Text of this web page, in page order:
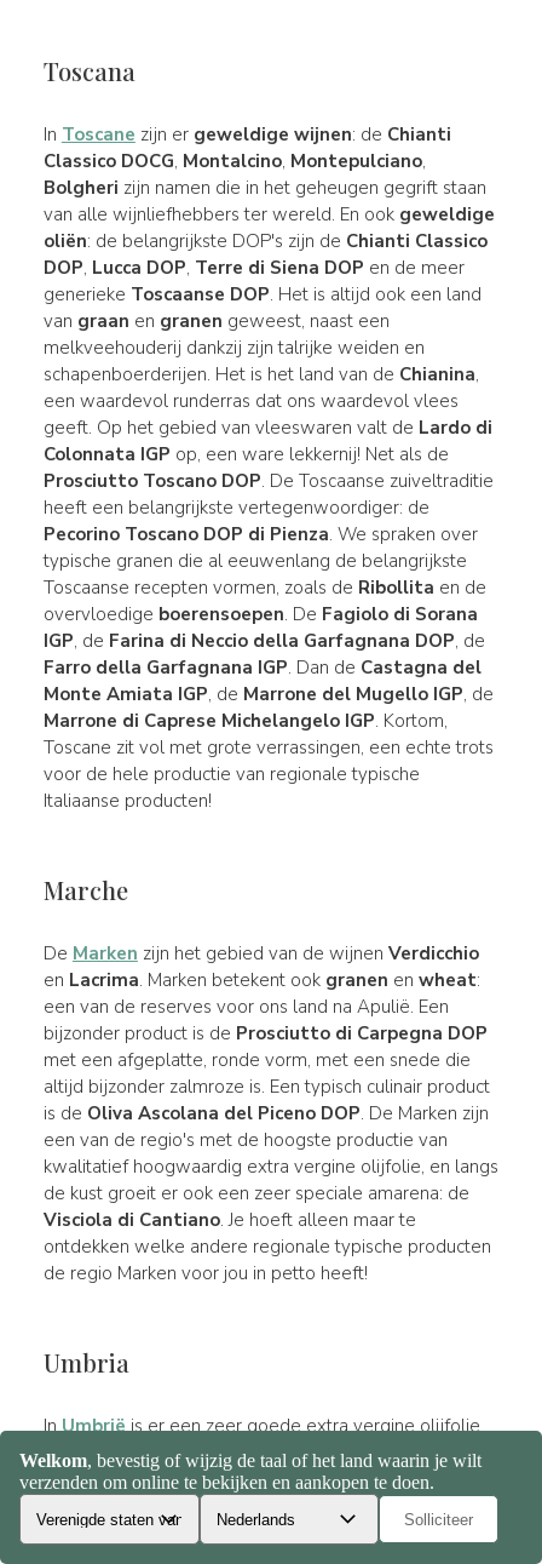
Toscana
In Toscane zijn er geweldige wijnen: de Chianti
Classico DOCG, Montalcino, Montepulciano,
Bolgheri zijn namen die in het geheugen gegrift staan
van alle wijnliefhebbers ter wereld. En ook geweldige
oliën: de belangrijkste DOP's zijn de Chianti Classico
DOP, Lucca DOP, Terre di Siena DOP en de meer
generieke Toscaanse DOP. Het is altijd ook een land
van graan en granen geweest, naast een
melkveehouderij dankzij zijn talrijke weiden en
schapenboerderijen. Het is het land van de Chianina,
een waardevol runderras dat ons waardevol vlees
geeft. Op het gebied van vleeswaren valt de Lardo di
Colonnata IGP op, een ware lekkernij! Net als de
Prosciutto Toscano DOP. De Toscaanse zuiveltraditie
heeft een belangrijkste vertegenwoordiger: de
Pecorino Toscano DOP di Pienza. We spraken over
typische granen die al eeuwenlang de belangrijkste
Toscaanse recepten vormen, zoals de Ribollita en de
overvloedige boerensoepen. De Fagiolo di Sorana
IGP, de Farina di Neccio della Garfagnana DOP, de
Farro della Garfagnana IGP. Dan de Castagna del
Monte Amiata IGP, de Marrone del Mugello IGP, de
Marrone di Caprese Michelangelo IGP. Kortom,
Toscane zit vol met grote verrassingen, een echte trots
voor de hele productie van regionale typische
Italiaanse producten!
Marche
De Marken zijn het gebied van de wijnen Verdicchio
en Lacrima. Marken betekent ook granen en wheat:
een van de reserves voor ons land na Apulië. Een
bijzonder product is de Prosciutto di Carpegna DOP
met een afgeplatte, ronde vorm, met een snede die
altijd bijzonder zalmroze is. Een typisch culinair product
is de Oliva Ascolana del Piceno DOP. De Marken zijn
een van de regio's met de hoogste productie van
kwalitatief hoogwaardig extra vergine olijfolie, en langs
de kust groeit er ook een zeer speciale amarena: de
Visciola di Cantiano. Je hoeft alleen maar te
ontdekken welke andere regionale typische producten
de regio Marken voor jou in petto heeft!
Umbria
InUmbriëis er een zeer goede extra vergine olijfolie
met een DOP die het hele regionale grondgebied
beslaat: het is die van deOlio Extravergine di Oliva
. Ook de wijn heeft zijn belang in Umbrië.
Er zijn twee DOCG's, deTorgiano Rosso
en de